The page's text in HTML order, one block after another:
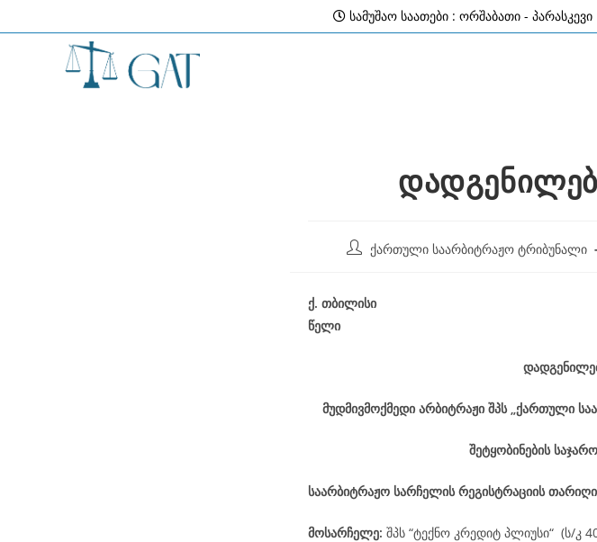
to
სამუშაო საათები : ორშაბათი - პარასკევი
Post ქართული საარბიტრაჟო ტრიბუნალი
ქ. თბილისი 02
წელი
მუდმივმოქმედი არბიტრაჟი შპს „ქართული
შეტყობინების
საარბიტრაჟო სარჩელის რეგისტრაციის თარიღი
მოსარჩელე: შპს “ტექნო კრედიტ პლიუსი“ (ს/კ